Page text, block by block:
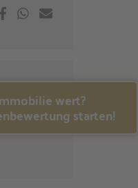
wert?
starten!